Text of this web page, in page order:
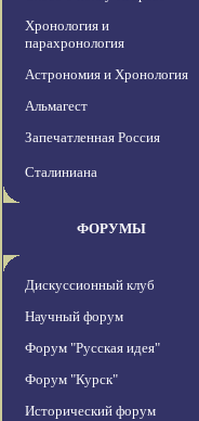
Хронология и
парахронология
Астрономия и Хронология
Альмагест
Запечатленная Россия
Сталиниана
ФОРУМЫ
Дискуссионный клуб
Научный форум
Форум "Русская идея"
Форум "Курск"
Исторический форум